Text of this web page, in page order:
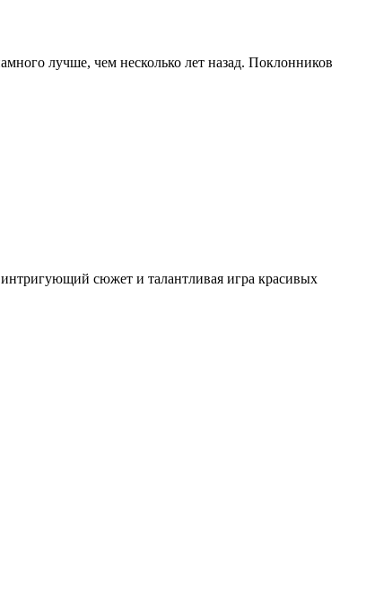
лучше, чем несколько лет назад. Поклонников
сюжет и талантливая игра красивых